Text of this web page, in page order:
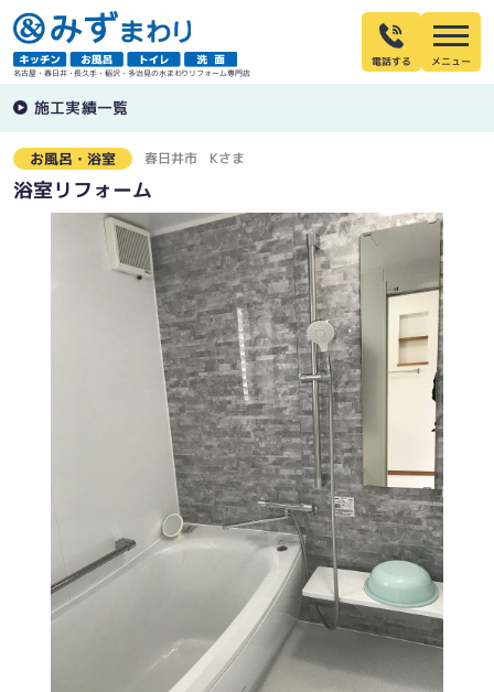
名古屋・春日井・長久手・稲沢・多治見の水まわりリフォーム専門店
電話する
施工実績一覧
お風呂・浴室 春日井市 Kさま
浴室リフォーム